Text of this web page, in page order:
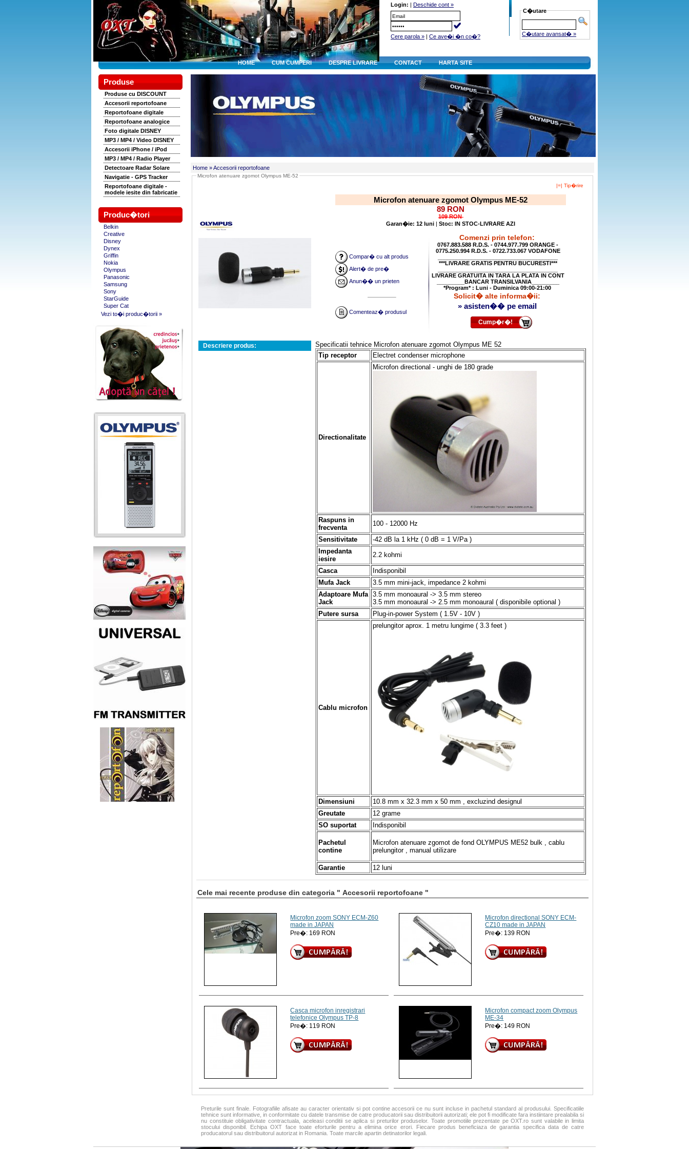
Login: | Deschide cont »
Cere parola » | Ce ave�i �n co�?
C�utare
C�utare avansat� »
HOME CUM CUMPERI DESPRE LIVRARE CONTACT HARTA SITE
Produse
Produse cu DISCOUNT
Accesorii reportofoane
Reportofoane digitale
Reportofoane analogice
Foto digitale DISNEY
MP3 / MP4 / Video DISNEY
Accesorii iPhone / iPod
MP3 / MP4 / Radio Player
Detectoare Radar Solare
Navigatie - GPS Tracker
Reportofoane digitale -
modele iesite din fabricatie
Produc�tori
Belkin
Creative
Disney
Dynex
Griffin
Nokia
Olympus
Panasonic
Samsung
Sony
StarGuide
Super Cat
Vezi to�i produc�torii »
Home » Accesorii reportofoane
Microfon atenuare zgomot Olympus ME-52
|=| Tip�rire
Microfon atenuare zgomot Olympus ME-52
89 RON
109 RON
Garan�ie: 12 luni |Stoc: IN STOC-LIVRARE AZI
Compar� cu alt produs
Alert� de pre�
Anun�� un prieten
Comenteaz� produsul
Comenzi prin telefon:
0767.883.588 R.D.S. - 0744.977.799 ORANGE -
0775.250.994 R.D.S. - 0722.733.067 VODAFONE
***LIVRARE GRATIS PENTRU BUCURESTI***
LIVRARE GRATUITA IN TARA LA PLATA IN CONT
_________BANCAR TRANSILVANIA_________
*Program* : Luni - Duminica 09:00-21:00
Solicit� alte informa�ii:
» asisten�� pe email
Cump�r�!
Descriere produs: Specificatii tehnice Microfon atenuare zgomot Olympus ME 52
Tip receptor
Electret condenser microphone
Directionalitate
Microfon directional - unghi de 180 grade
Raspuns in
frecventa
100 - 12000 Hz
Sensitivitate
-42 dB la 1 kHz ( 0 dB = 1 V/Pa )
Impedanta
iesire
2.2 kohmi
Casca
Indisponibil
Mufa Jack
3.5 mm mini-jack, impedance 2 kohmi
Adaptoare Mufa
Jack
3.5 mm monoaural -> 3.5 mm stereo
3.5 mm monoaural -> 2.5 mm monoaural ( disponibile optional )
Putere sursa
Plug-in-power System ( 1.5V - 10V )
Cablu microfon
prelungitor aprox. 1 metru lungime ( 3.3 feet )
Dimensiuni 10.8 mm x 32.3 mm x 50 mm , excluzind designul
Greutate
12 grame
SO suportat
Indisponibil
Pachetul
contine
Microfon atenuare zgomot de fond OLYMPUS ME52 bulk , cablu
prelungitor , manual utilizare
Garantie 12 luni
Cele mai recente produse din categoria " Accesorii reportofoane "
Microfon zoom SONY ECM-Z60
made in JAPAN
Pre�: 169 RON
Microfon directional SONY ECM-
CZ10 made in JAPAN
Pre�: 139 RON
Casca microfon inregistrari
telefonice Olympus TP-8
Pre�: 119 RON
Microfon compact zoom Olympus
ME-34
Pre�: 149 RON
Preturile sunt finale. Fotografiile afisate au caracter orientativ si pot contine accesorii ce nu sunt incluse in pachetul standard al produsului. Specificatiile
tehnice sunt informative, in conformitate cu datele transmise de catre producatorii sau distribuitorii autorizati; ele pot fi modificate fara instiintare prealabila si
nu constituie obligativitate contractuala, aceleasi conditii se aplica si preturilor produselor. Toate promotiile prezentate pe OXT.ro sunt valabile in limita
stocului disponibil. Echipa OXT face toate eforturile pentru a elimina orice erori. Fiecare produs beneficiaza de garantia specifica data de catre
producatorul sau distribuitorul autorizat in Romania. Toate marcile apartin detinatorilor legali.